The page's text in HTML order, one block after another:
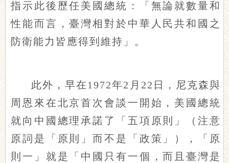
指示此後歷任美國總統：「無論就數量和
性能而言，臺灣相對於中華人民共和國之
防衛能力皆應得到維持」。
此外，早在1972年2月22日，尼克森與
周恩來在北京首次會談一開始，美國總統
就向中國總理承諾了「五項原則」（注意
原詞是「原則」而不是「政策」），「原
則一」就是「中國只有一個，而且臺灣是